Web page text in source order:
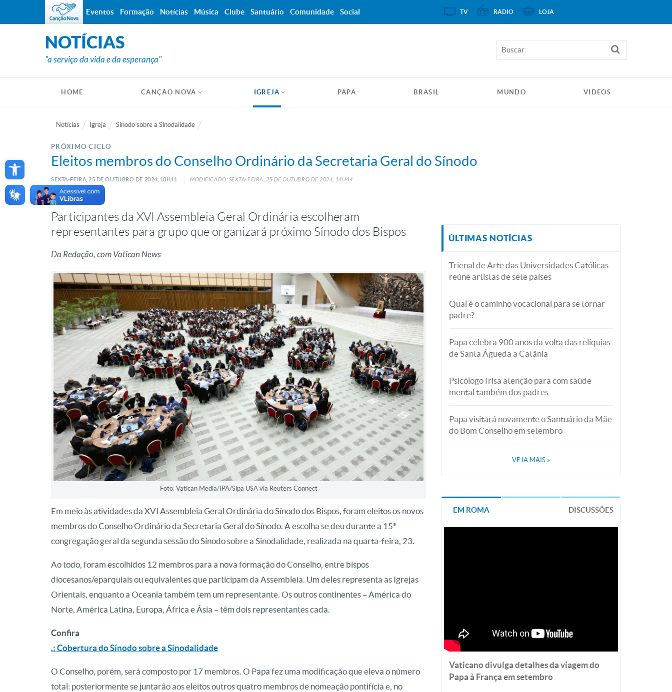
Open toolbar
NOTÍCIAS
"a serviço da vida e da esperança"
HOME CANÇÃO NOVA IGREJA PAPA BRASIL MUNDO VIDEOS
Notícias Igreja Sínodo sobre a Sinodalidade
PRÓXIMO CICLO
Eleitos membros do Conselho Ordinário da Secretaria Geral do Sínodo
SEXTA-FEIRA, 25 DE OUTUBRO DE 2024, 10H11 MODIFICADO: SEXTA-FEIRA, 25 DEOUTUBRO DE2024, 14H44
Participantes da XVI Assembleia Geral Ordinária escolheram
representantes para grupo que organizará próximo Sínodo dos Bispos
Da Redação, com Vatican News
Foto: Vatican Media/IPA/Sipa USA via Reuters Connect
Em meio às atividades da XVI Assembleia Geral Ordinária do Sínodo dos Bispos, foram eleitos os novos
membros do Conselho Ordinário da Secretaria Geral do Sínodo. A escolha se deu durante a 15ª
congregação geral da segunda sessão do Sínodo sobre a Sinodalidade, realizada na quarta-feira, 23.
Ao todo, foram escolhidos 12 membros para a nova formação do Conselho, entre bispos
diocesanos/eparquiais ou equivalentes que participam da Assembleia. Um deles representa as Igrejas
Orientais, enquanto a Oceania também tem um representante. Os outros continentes – América do
Norte, América Latina, Europa, África e Ásia – têm dois representantes cada.
Confira
.: Cobertura do Sínodo sobre a Sinodalidade
O Conselho, porém, será composto por 17 membros. O Papa fez uma modificação que eleva o número
total: posteriormente se juntarão aos eleitos outros quatro membros de nomeação pontifícia e, no
ÚLTIMAS NOTÍCIAS
Trienal de Arte das Universidades Católicas
reúne artistas de sete países
Qual é o caminho vocacional para se tornar
padre?
Papa celebra 900 anos da volta das relíquias
de Santa Águeda a Catânia
Psicólogo frisa atenção para com saúde
mental também dos padres
Papa visitará novamente o Santuário da Mãe
do Bom Conselho em setembro
VEJA MAIS »
EM ROMA DISCUSSÕES
Vaticano divulga detalhes da viagem do
Papa à França em setembro
Eventos Formação Notícias Música Clube Santuário Comunidade Social TV RÁDIO LOJA